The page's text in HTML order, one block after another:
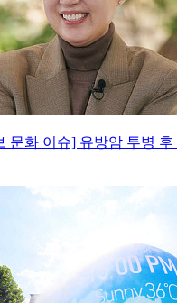
문화 이슈] 유방암 투병